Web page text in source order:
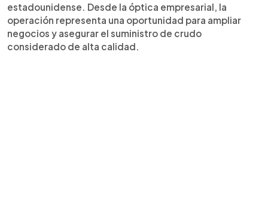
estadounidense. Desde la óptica empresarial, la
operación representa una oportunidad para ampliar
negocios y asegurar el suministro de crudo
considerado de alta calidad.